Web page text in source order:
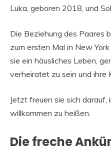
Luka, geboren 2018, und
Die Beziehung des Paares
zum ersten Mal in New
sie ein häusliches Leben,
verheiratet zu sein und ihre
Jetzt freuen sie sich
willkommen zu heißen.
Die freche